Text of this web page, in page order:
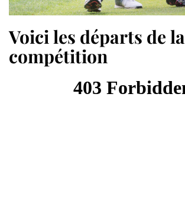
Voici les départs de la
compétition